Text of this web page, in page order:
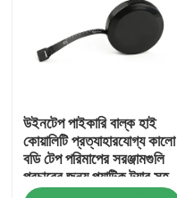
উইনটেপ পাইকারি বাল্ক হাই
কোয়ালিটি প্রত্যাহারযোগ্য কালো
বডি টেপ পরিমাপের সরঞ্জামগুলি
প্রচারের জন্য প্ল্যাটিক ট্যাব সহ